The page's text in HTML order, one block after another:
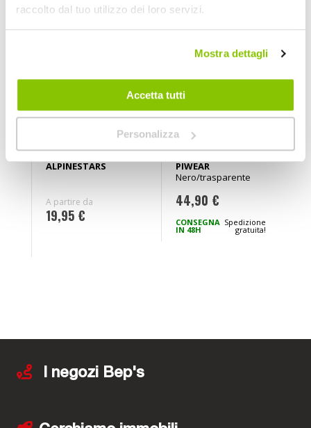
raccolto dal tuo utilizzo dei loro servizi.
Mostra dettagli
Accetta tutti
Personalizza
Prezzo speciale
Ageless
Shadow
ALPINESTARS
A partire da
19,95 €
Occhiali
Custom &
Cafe Racer
Toronto CL -
PIWEAR
PIWEAR
Nero/trasparente
44,90 €
CONSEGNA
IN 48H
Spedizione
gratuita!
I negozi Bep's